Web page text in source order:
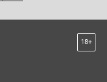
18+